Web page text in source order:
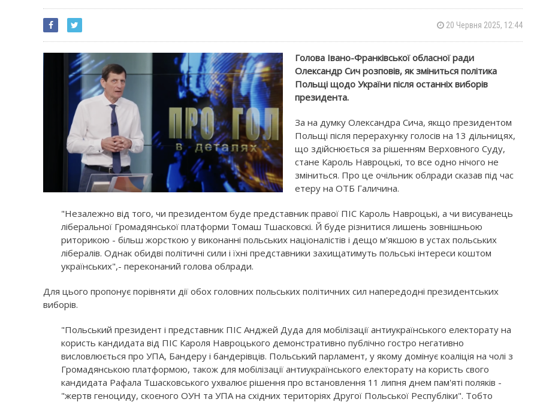
20 Червня 2025, 12:44
Голова Івано-Франківської обласної ради
Олександр Сич розповів, як зміниться політика
Польщі щодо України після останніх виборів
президента.
За на думку Олександра Сича, якщо президентом
Польщі після перерахунку голосів на 13 дільницях,
що здійснюється за рішенням Верховного Суду,
стане Кароль Навроцькі, то все одно нічого не
зміниться. Про це очільник облради сказав під час
етеру на ОТБ Галичина.
"Незалежно від того, чи президентом буде представник правої ПІС Кароль Навроцькі, а чи висуванець
ліберальної Громадянської платформи Томаш Тшасковскі. Й буде різнитися лишень зовнішньою
риторикою - більш жорсткою у виконанні польських націоналістів і дещо м'якшою в устах польських
лібералів. Однак обидві політичні сили і їхні представники захищатимуть польські інтереси коштом
українських",- переконаний голова облради.
Для цього пропонує порівняти дії обох головних польських політичних сил напередодні президентських
виборів.
"Польський президент і представник ПІС Анджей Дуда для мобілізації антиукраїнського електорату на
користь кандидата від ПІС Кароля Навроцького демонстративно публічно гостро негативно
висловлюється про УПА, Бандеру і бандерівців. Польський парламент, у якому домінує коаліція на чолі з
Громадянською платформою, також для мобілізації антиукраїнського електорату на користь свого
кандидата Рафала Тшасковського ухвалює рішення про встановлення 11 липня днем пам'яті поляків -
"жертв геноциду, скоєного ОУН та УПА на східних територіях Другої Польської Республіки". Тобто